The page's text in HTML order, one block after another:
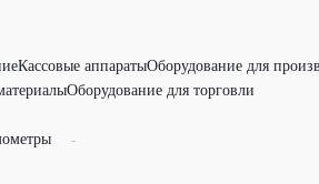
Кассовые аппаратыОборудование для
Оборудование для торговли
-